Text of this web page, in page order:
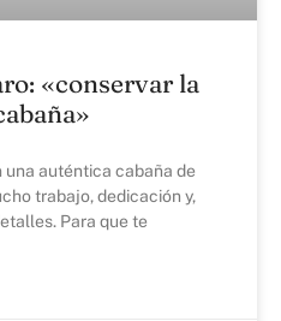
«conservar la
una auténtica cabaña de
trabajo, dedicación y,
Para que te